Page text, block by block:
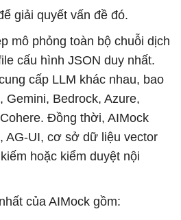
giải quyết vấn đề đó.
mô phỏng toàn bộ chuỗi dịch
cấu hình JSON duy nhất.
cấp LLM khác nhau, bao
Gemini, Bedrock, Azure,
Đồng thời, AIMock
AG-UI, cơ sở dữ liệu vector
hoặc kiểm duyệt nội
của AIMock gồm: